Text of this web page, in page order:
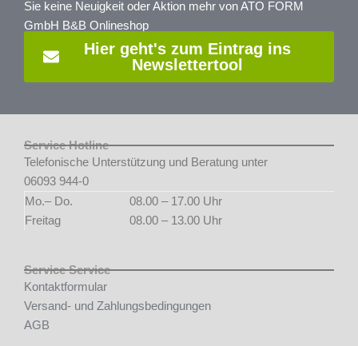
Sie keine Neuigkeit oder Aktion mehr von ATO FORM
GmbH B&B Onlineshop
Hier geht's zum Eintrag ins
Newslettertool
Service Hotline
Telefonische Unterstützung und Beratung unter
06093 944-0
Mo.– Do.
08.00 – 17.00 Uhr
Freitag
08.00 – 13.00 Uhr
Service Service
Kontaktformular
Versand- und Zahlungsbedingungen
AGB